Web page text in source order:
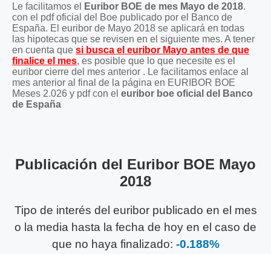
Le facilitamos el Euribor BOE de mes Mayo de 2018.
con el pdf oficial del Boe publicado por el Banco de
España. El euribor de Mayo 2018 se aplicará en todas
las hipotecas que se revisen en el siguiente mes. A tener
en cuenta que si busca el euribor Mayo antes de que
finalice el mes, es posible que lo que necesite es el
euribor cierre del mes anterior . Le facilitamos enlace al
mes anterior al final de la página en EURIBOR BOE
Meses 2.026 y pdf con el euribor boe oficial del Banco
de España
Publicación del Euribor BOE Mayo
2018
Tipo de interés del euribor publicado en el mes
o la media hasta la fecha de hoy en el caso de
que no haya finalizado: -0.188%